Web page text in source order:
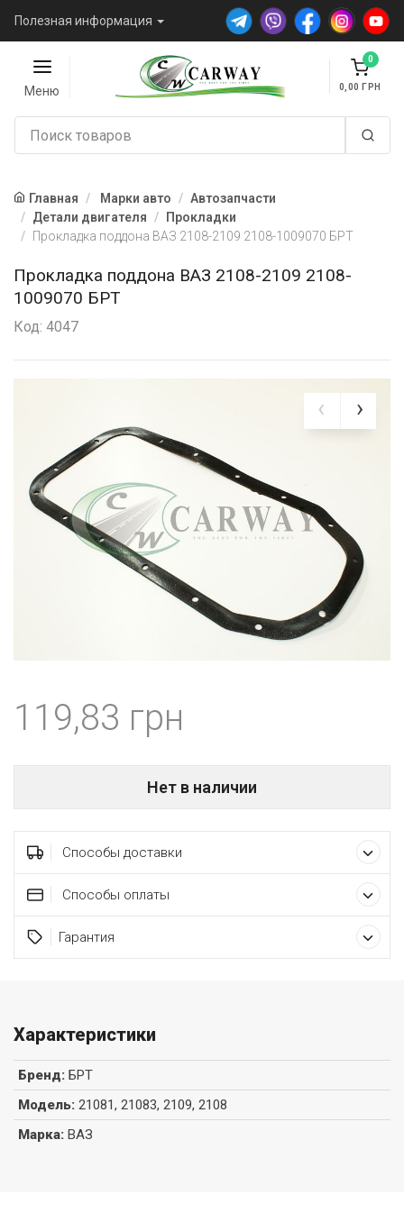
Полезная информация
Меню
0
0,00
Главная Марки авто
Автозапчасти
Детали двигателя
Прокладки
Прокладка поддона ВАЗ 2108-2109 2108-1009070 БРТ
Прокладка поддона ВАЗ 2108-2109 2108-
1009070 БРТ
Код: 4047
119,83
Нет в наличии
Способы доставки
Способы оплаты
Гарантия
Характеристики
Бренд: БРТ
Модель: 21081, 21083, 2109, 2108
Марка: ВАЗ